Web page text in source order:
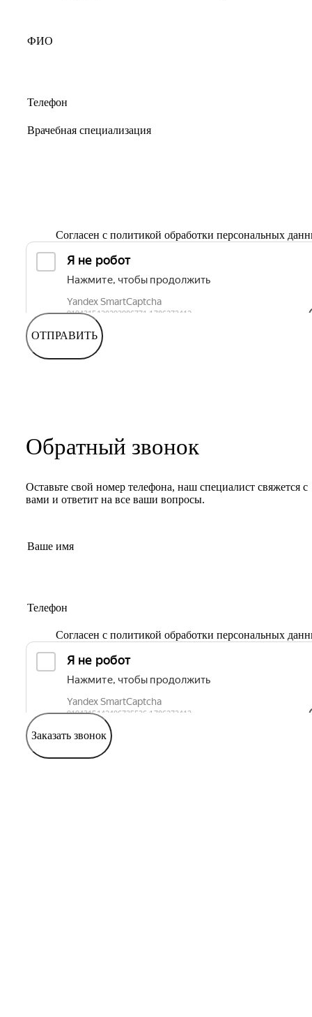
Согласен с политикой обработки персональных
ОТПРАВИТЬ
Обратный звонок
Оставьте свой номер телефона, наш специалист свяжется с
вами и ответит на все ваши вопросы.
Согласен с политикой обработки персональных
Заказать звонок